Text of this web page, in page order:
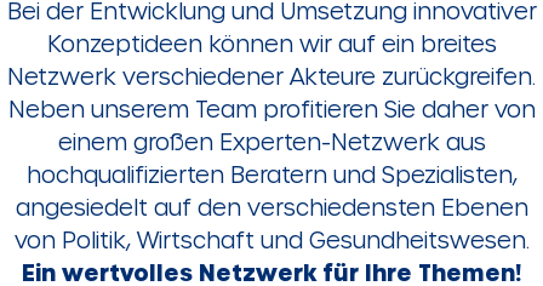
Bei der Entwicklung und Umsetzung innovativer
Konzeptideen können wir auf ein breites
Netzwerk verschiedener Akteure zurückgreifen.
Neben unserem Team profitieren Sie daher von
einem großen Experten-Netzwerk aus
hochqualifizierten Beratern und Spezialisten,
angesiedelt auf den verschiedensten Ebenen
von Politik, Wirtschaft und Gesundheitswesen.
Ein wertvolles Netzwerk für Ihre Themen!